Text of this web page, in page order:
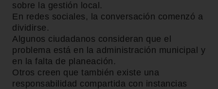
sobre la gestión local.
En redes sociales, la conversación comenzó a
dividirse.
Algunos ciudadanos consideran que el
problema está en la administración municipal y
en la falta de planeación.
Otros creen que también existe una
responsabilidad compartida con instancias